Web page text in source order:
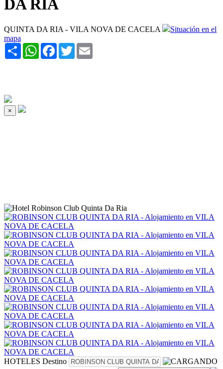
DA RIA
QUINTA DA RIA - VILA NOVA DE CACELA
Situación en el
mapa
Share WhatsAppFacebook
Twitter
×
HOTELES Destino